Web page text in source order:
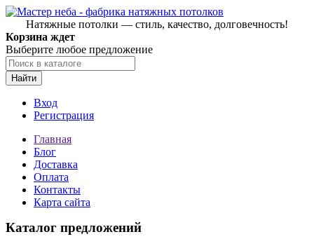
Натяжные потолки — стиль, качество, долговечность!
Корзина ждет
Выберите любое предложение
Найти
Вход
Регистрация
Главная
Блог
Доставка
Оплата
Контакты
Карта сайта
Каталог предложений